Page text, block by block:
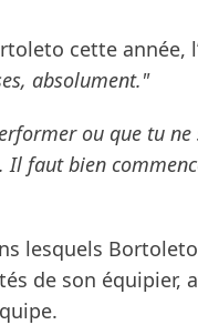
cette année,
absolument."
ou que tu ne
Il faut bien
lesquels
de son équipier,